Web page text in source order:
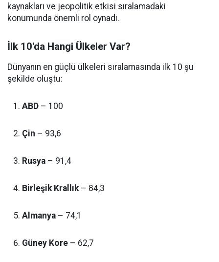
kaynakları ve jeopolitik etkisi sıralamadaki
konumunda önemli rol oynadı.
İlk 10'da Hangi Ülkeler Var?
Dünyanın en güçlü ülkeleri sıralamasında ilk 10 şu
şekilde oluştu:
ABD – 100
Çin – 93,6
Rusya – 91,4
Birleşik Krallık– 84,3
Almanya – 74,1
Güney Kore – 62,7